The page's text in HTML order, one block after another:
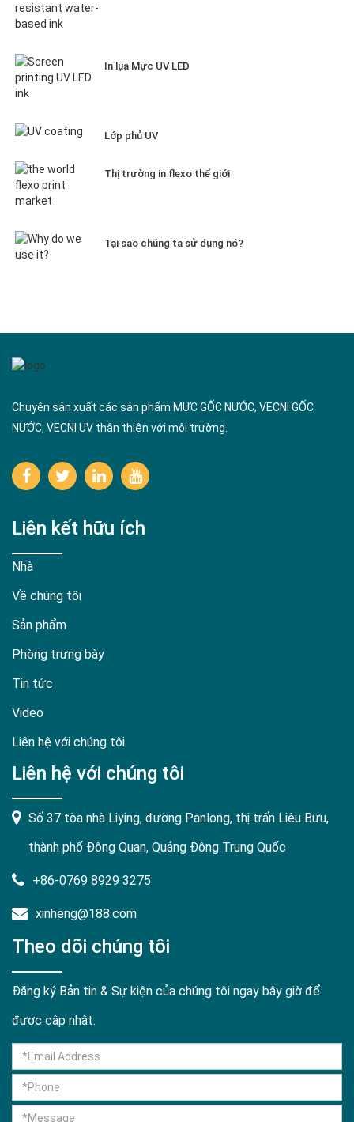
In lụa Mực UV LED
Lớp phủ UV
Thị trường in flexo thế giới
Tại sao chúng ta sử dụng nó?
Chuyên sản xuất các sản phẩm MỰC GỐC NƯỚC, VECNI GỐC
NƯỚC, VECNI UV thân thiện với môi trường.
Liên kết hữu ích
Nhà
Về chúng tôi
Sản phẩm
Phòng trưng bày
Tin tức
Video
Liên hệ với chúng tôi
Liên hệ với chúng tôi
Số 37 tòa nhà Liying, đường Panlong, thị trấn Liêu Bưu,
thành phố Đông Quan, Quảng Đông Trung Quốc
+86-0769 8929 3275
xinheng@188.com
Theo dõi chúng tôi
Đăng ký Bản tin & Sự kiện của chúng tôi ngay bây giờ để
được cập nhật.